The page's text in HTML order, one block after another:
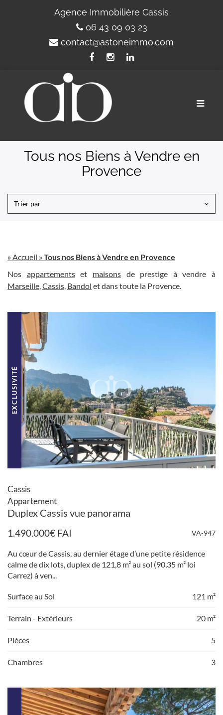
Agence Immobilière Cassis
06 43 09 03 23
contact@astoneimmo.com
Toggle
Tous nos Biens à Vendre en
Provence
Trier par
»Accueil »Tous nos Biens à Vendre en Provence
Nos appartementset maisonsde prestige à vendre à
Marseille,Cassis, Bandol et dans toute la Provence.
EXCLUSIVITÉ
Cassis
Appartement
Duplex Cassis vue panorama
1.490.000€ FAI VA-947
Au cœur de Cassis, au dernier étage d’une petite résidence
calme de dix lots, duplex de 121,8 m² au sol (90,35 m² loi
Carrez) à ven...
Surface au Sol 121 m²
Terrain - Extérieurs 20 m²
Pièces 5
Chambres 3